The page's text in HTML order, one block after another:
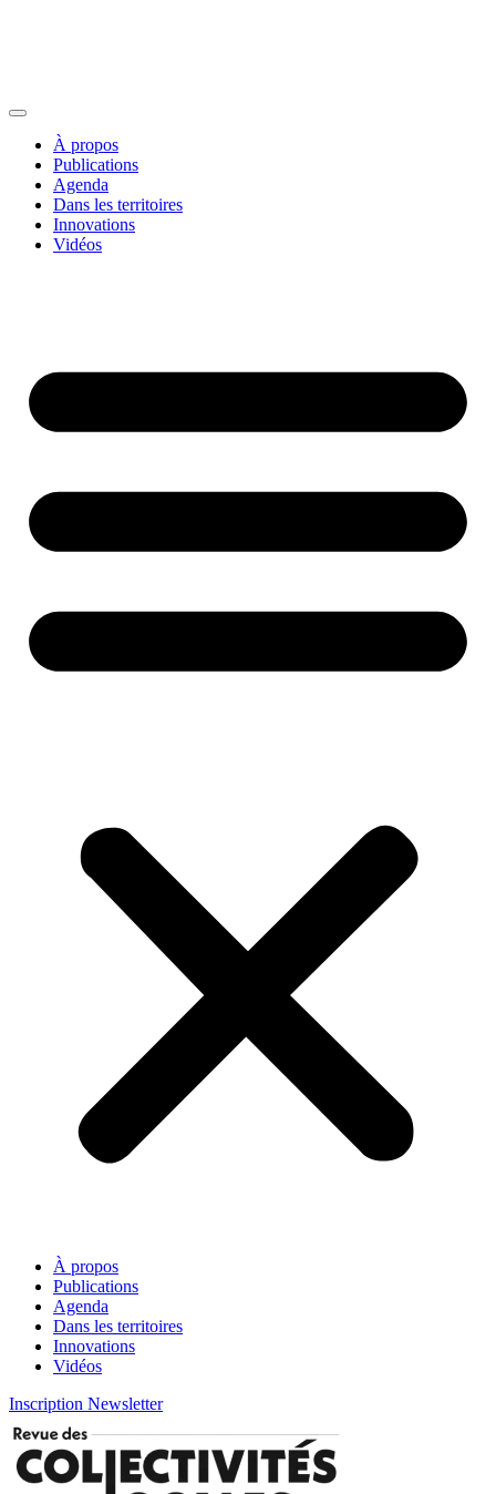
À propos
Publications
Agenda
Dans les territoires
Innovations
Vidéos
À propos
Publications
Agenda
Dans les territoires
Innovations
Vidéos
Inscription Newsletter